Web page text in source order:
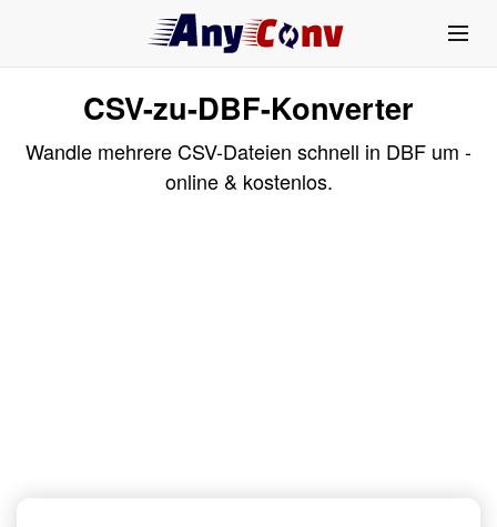
CSV-zu-DBF-Konverter
Wandle mehrere CSV-Dateien schnell in DBF um -
online & kostenlos.